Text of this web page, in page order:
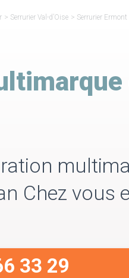
> Serrurier Val-d’Oise > Serrurier Ermont
Chez vous
33 29